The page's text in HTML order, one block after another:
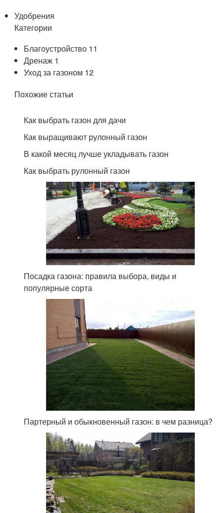
Удобрения
Категории
Благоустройство 11
Дренаж 1
Уход за газоном 12
Похожие статьи
Как выбрать газон для дачи
Как выращивают рулонный газон
В какой месяц лучше укладывать газон
Как выбрать рулонный газон
Посадка газона: правила выбора, виды и
популярные сорта
Партерный и обыкновенный газон: в чем разница?